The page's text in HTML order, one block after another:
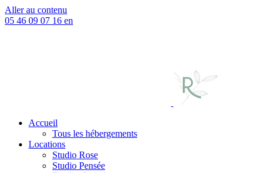
Aller au contenu
05 46 09 07 16 en
Accueil
Tous les hébergements
Locations
Studio Rose
Studio Pensée